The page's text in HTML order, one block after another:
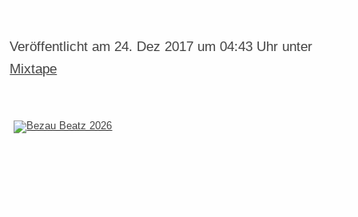
Veröffentlicht am24. Dez 2017 um 04:43 Uhr unter
Mixtape